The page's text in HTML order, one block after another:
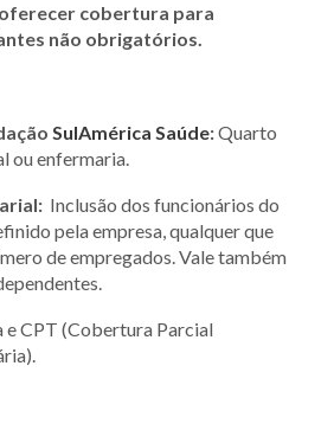
cobertura para
não obrigatórios.
SulAmérica Saúde:Quarto
ou enfermaria.
Inclusão dos funcionários do
pela empresa, qualquer que
de empregados. Vale também
e CPT (Cobertura Parcial